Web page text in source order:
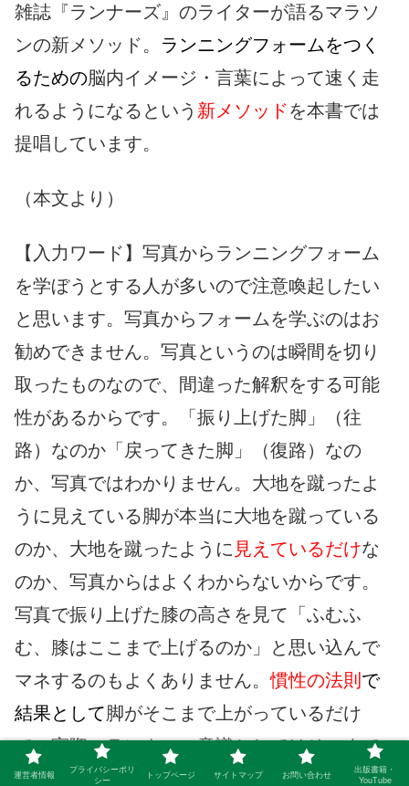
雑誌『ランナーズ』のライターが語るマラソ
ンの新メソッド。 ランニングフォームをつく
るための脳内イメージ・言葉によって速く走
れるようになるという 新メソッドを本書では
提唱しています。
（本文より）
【入力ワード】写真からランニングフォーム
を学ぼうとする人が多いので注意喚起したい
と思います。写真からフォームを学ぶのはお
勧めできません。写真というのは瞬間を切り
取ったものなので、間違った解釈をする可能
性があるからです。「振り上げた脚」（往
路）なのか「戻ってきた脚」（復路）なの
か、写真ではわかりません。大地を蹴ったよ
うに見えている脚が本当に大地を蹴っている
のか、大地を蹴ったように 見えているだけな
のか、写真からはよくわからないからです。
写真で振り上げた膝の高さを見て「ふむふ
む、膝はここまで上げるのか」と思い込んで
マネするのもよくありません。慣性の法則 で
結果として脚がそこまで上がっているだけ
で、実際のランナーの意識としてはそこまで
上げようとしていないかもしれません。「結
運営者情報
プライバシーポリ
シー
トップページ サイトマップ お問い合わせ
出版書籍・
YouTube